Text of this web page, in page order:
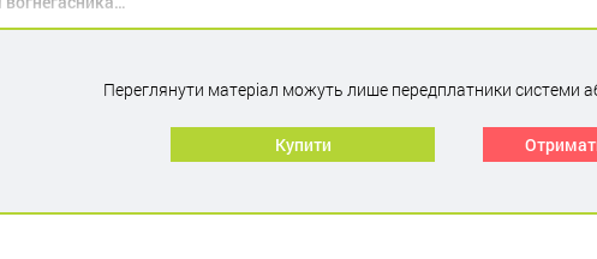
Переглянути матеріал можуть лише передплатники системи
Купити